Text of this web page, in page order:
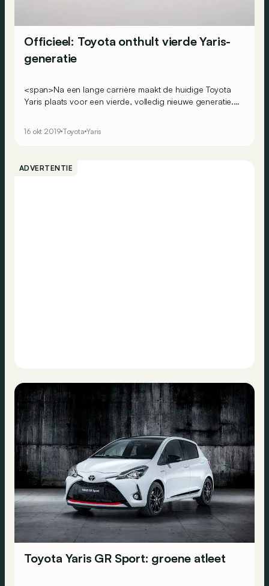
Officieel: Toyota onthult vierde Yaris-
generatie
<span>Na een lange carrière maakt de huidige Toyota
Yaris plaats voor een vierde, volledig nieuwe generatie.
16 okt 2019 Toyota Yaris
ADVERTENTIE
Toyota Yaris GR Sport: groene atleet